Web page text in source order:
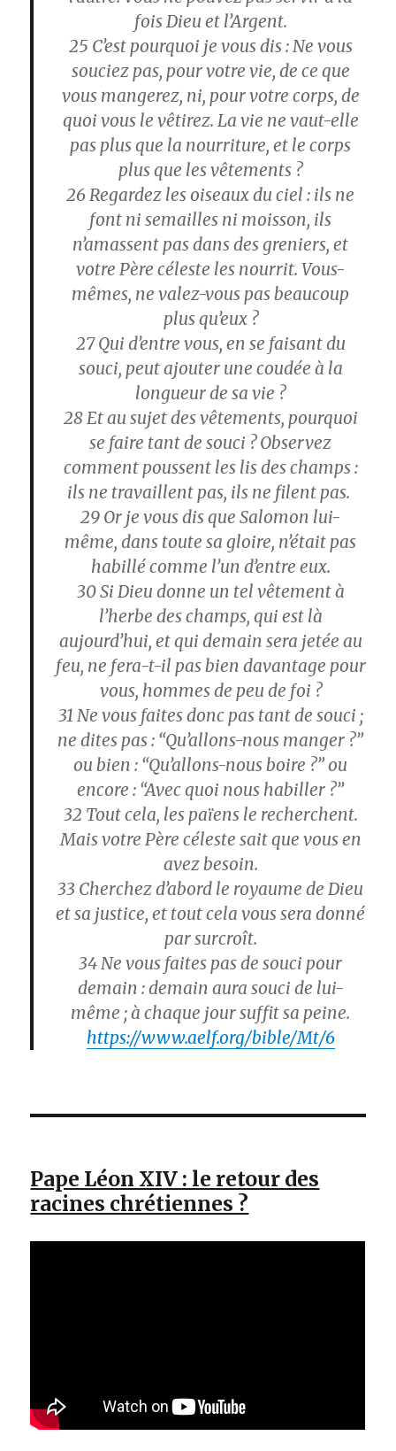
fois Dieu et l’Argent.
25 C’est pourquoi je vous dis : Ne vous
souciez pas, pour votre vie, de ce que
vous mangerez, ni, pour votre corps, de
quoi vous le vêtirez. La vie ne vaut-elle
pas plus que la nourriture, et le corps
plus que les vêtements ?
26Regardez les oiseaux du ciel : ils ne
font ni semailles ni moisson, ils
n’amassent pas dans des greniers, et
votre Père céleste les nourrit. Vous-
mêmes, ne valez-vous pas beaucoup
plus qu’eux ?
27Qui d’entre vous, en se faisant du
souci, peut ajouter une coudée à la
longueur de sa vie ?
28Et au sujet des vêtements, pourquoi
se faire tant de souci ? Observez
comment poussent les lis des champs :
ils ne travaillent pas, ils ne filent pas.
29 Or je vous dis que Salomon lui-
même, dans toute sa gloire, n’était pas
habillé comme l’un d’entre eux.
30Si Dieu donne un tel vêtement à
l’herbe des champs, qui est là
aujourd’hui, et qui demain sera jetée au
feu, ne fera-t-il pas bien davantage pour
vous, hommes de peu de foi ?
31 Ne vous faites donc pas tant de souci ;
ne dites pas : “Qu’allons-nous manger ?”
ou bien : “Qu’allons-nous boire ?” ou
encore : “Avec quoi nous habiller ?”
32 Tout cela, les païens le recherchent.
Mais votre Père céleste sait que vous en
avez besoin.
33 Cherchez d’abord le royaume de Dieu
et sa justice, et tout cela vous sera donné
par surcroît.
34Ne vous faites pas de souci pour
demain : demain aura souci de lui-
même ; à chaque jour suffit sa peine.
https://www.aelf.org/bible/Mt/6
Pape Léon XIV : le retour des
racines chrétiennes ?